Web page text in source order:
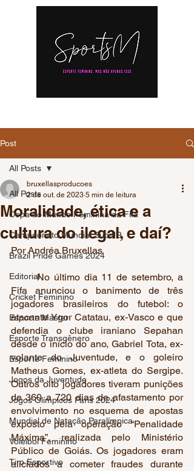
Post
All Posts
Copa do Mundo Feminina da Fifa
Campeonato Mundial Sub-19
Brazil Pride Games 2024
Editorial
Cricket Feminino
Esporte Master
Esporte Transgênero
Esporte Feminino
Jogos da Juventude
Jogos Olímpicos Paris 2024
Mundial de Natação Paralímpica
Voleibol Feminino
Tiro Esportivo
All Posts
Moralidade, ética e a
cultura do ilegal, e daí?
bruxellasproducoes
2 de out. de 2023 5 min de leitura
Por Andréa Bruxellas
	No último dia 11 de setembro, a
Fifa anunciou o banimento de três
jogadores brasileiros do futebol: o
atacante Ygor Catatau, ex-Vasco e que
defendia o clube iraniano Sepahan
desde o início do ano, Gabriel Tota, ex-
volante do Juventude, e o goleiro
Matheus Gomes, ex-atleta do Sergipe.
Outros oito jogadores tiveram punições
de 360 a 720 dias de afastamento por
envolvimento no esquema de apostas
exposto pela operação “Penalidade
Máxima”, realizada pelo Ministério
Público de Goiás. Os jogadores eram
aliciados a cometer fraudes durante